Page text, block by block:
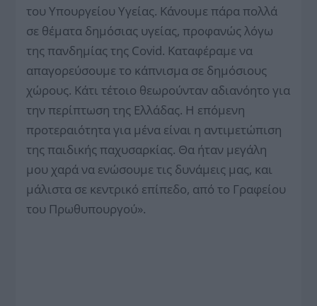
του Υπουργείου Υγείας. Κάνουμε πάρα πολλά
σε θέματα δημόσιας υγείας, προφανώς λόγω
της πανδημίας της Covid. Καταφέραμε να
απαγορεύσουμε το κάπνισμα σε δημόσιους
χώρους. Κάτι τέτοιο θεωρούνταν αδιανόητο για
την περίπτωση της Ελλάδας. Η επόμενη
προτεραιότητα για μένα είναι η αντιμετώπιση
της παιδικής παχυσαρκίας. Θα ήταν μεγάλη
μου χαρά να ενώσουμε τις δυνάμεις μας, και
μάλιστα σε κεντρικό επίπεδο, από το Γραφείου
του Πρωθυπουργού».